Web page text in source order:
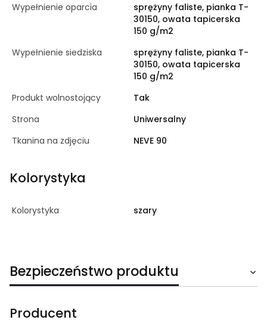
Wypełnienie oparcia
sprężyny faliste, pianka T-
30150, owata tapicerska
150 g/m2
Wypełnienie siedziska
sprężyny faliste, pianka T-
30150, owata tapicerska
150 g/m2
Produkt wolnostojący
Tak
Strona
Uniwersalny
Tkanina na zdjęciu
NEVE 90
Kolorystyka
Kolorystyka szary
Bezpieczeństwo produktu
Producent